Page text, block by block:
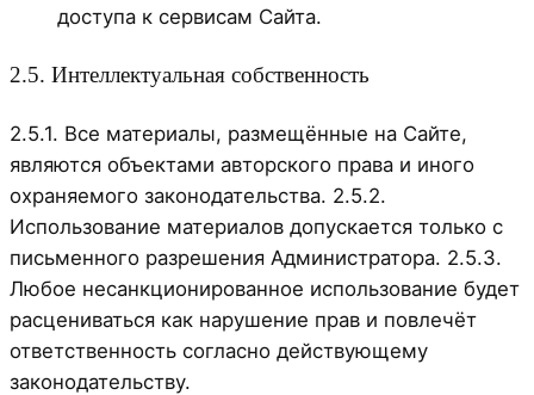
доступа к сервисам Сайта.
2.5. Интеллектуальная собственность
2.5.1. Все материалы, размещённые на Сайте,
являются объектами авторского права и иного
охраняемого законодательства. 2.5.2.
Использование материалов допускается только с
письменного разрешения Администратора. 2.5.3.
Любое несанкционированное использование будет
расцениваться как нарушение прав и повлечёт
ответственность согласно действующему
законодательству.